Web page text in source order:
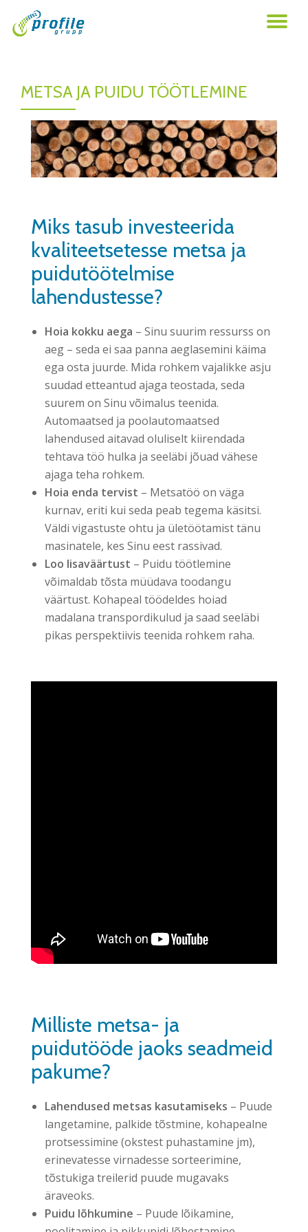
Skip
METSA JA PUIDU TÖÖTLEMINE
Miks tasub investeerida
kvaliteetsetesse metsa ja
puidutöötelmise
lahendustesse?
Hoia kokku aega – Sinu suurim ressurss on
aeg – seda ei saa panna aeglasemini käima
ega osta juurde. Mida rohkem vajalikke asju
suudad etteantud ajaga teostada, seda
suurem on Sinu võimalus teenida.
Automaatsed ja poolautomaatsed
lahendused aitavad oluliselt kiirendada
tehtava töö hulka ja seeläbi jõuad vähese
ajaga teha rohkem.
Hoia enda tervist – Metsatöö on väga
kurnav, eriti kui seda peab tegema käsitsi.
Väldi vigastuste ohtu ja ületöötamist tänu
masinatele, kes Sinu eest rassivad.
Loo lisaväärtust – Puidu töötlemine
võimaldab tõsta müüdava toodangu
väärtust. Kohapeal töödeldes hoiad
madalana transpordikulud ja saad seeläbi
pikas perspektiivis teenida rohkem raha.
Milliste metsa- ja
puidutööde jaoks seadmeid
pakume?
Lahendused metsas kasutamiseks – Puude
langetamine, palkide tõstmine, kohapealne
protsessimine (okstest puhastamine jm),
erinevatesse virnadesse sorteerimine,
tõstukiga treilerid puude mugavaks
äraveoks.
Puidu lõhkumine – Puude lõikamine,